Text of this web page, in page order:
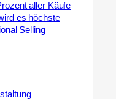
aller Käufe
es höchste
Selling